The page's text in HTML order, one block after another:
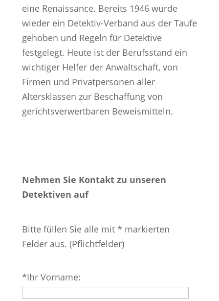
eine Renaissance. Bereits 1946 wurde
wieder ein Detektiv-Verband aus der Taufe
gehoben und Regeln für Detektive
festgelegt. Heute ist der Berufsstand ein
wichtiger Helfer der Anwaltschaft, von
Firmen und Privatpersonen aller
Altersklassen zur Beschaffung von
gerichtsverwertbaren Beweismitteln.
Nehmen Sie Kontakt zu unseren
Detektiven auf
Bitte füllen Sie alle mit * markierten
Felder aus. (Pflichtfelder)
lasse
dieses
*Ihr Vorname: